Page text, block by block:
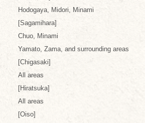
Hodogaya, Midori, Minami
[Sagamihara]
Chuo, Minami
Yamato, Zama, and surrounding areas
[Chigasaki]
All areas
[Hiratsuka]
All areas
[Oiso]